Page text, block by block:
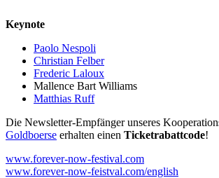
Keynote
Paolo Nespoli
Christian Felber
Frederic Laloux
Mallence Bart Williams
Matthias Ruff
Die Newsletter-Empfänger unseres
Goldboerse erhalten einen Ticketrabattcode!
www.forever-now-festival.com
www.forever-now-feistval.com/english